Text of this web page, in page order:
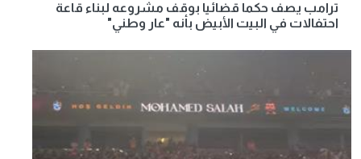
ترامب يصف حكما قضائيا بوقف مشروعه لبناء قاعة
احتفالات في البيت الأبيض بأنه "عار وطني"